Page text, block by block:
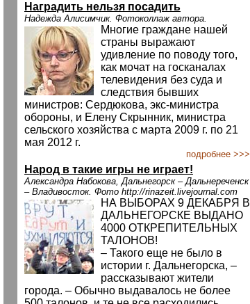
Наградить нельзя посадить
Надежда Алисимчик. Фотоколлаж автора.
Многие граждане нашей
страны выражают
удивление по поводу того,
как мочат на госканалах
телевидения без суда и
следствия бывших
министров: Сердюкова, экс-министра
обороны, и Елену Скрынник, министра
сельского хозяйства с марта 2009 г. по 21
мая 2012 г.
подробнее >>>
Народ в такие игры не играет!
Александра Набокова, Дальнегорск – Дальнереченск
– Владивосток. Фото http://rinazeit.livejournal.com
НА ВЫБОРАХ 9 ДЕКАБРЯ В
ДАЛЬНЕГОРСКЕ ВЫДАНО
4000 ОТКРЕПИТЕЛЬНЫХ
ТАЛОНОВ!
– Такого еще не было в
истории г. Дальнегорска, –
рассказывают жители
города. – Обычно выдавалось не более